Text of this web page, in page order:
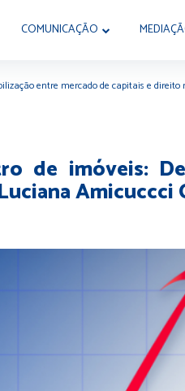
COMUNICAÇÃO
entre mercado de capitais e
de imóveis:
Amicuccci